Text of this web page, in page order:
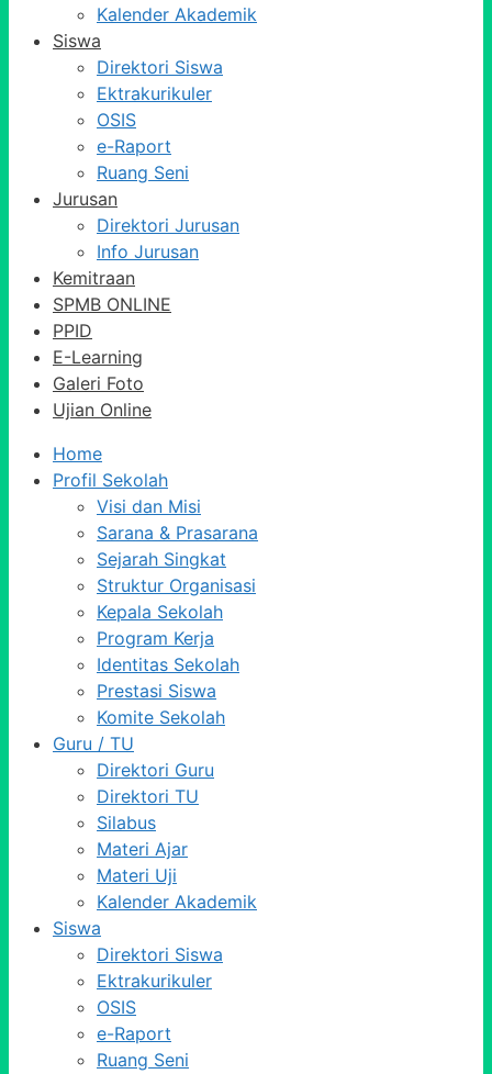
Kalender Akademik
Siswa
Direktori Siswa
Ektrakurikuler
OSIS
e-Raport
Ruang Seni
Jurusan
Direktori Jurusan
Info Jurusan
Kemitraan
SPMB ONLINE
PPID
E-Learning
Galeri Foto
Ujian Online
Home
Profil Sekolah
Visi dan Misi
Sarana & Prasarana
Sejarah Singkat
Struktur Organisasi
Kepala Sekolah
Program Kerja
Identitas Sekolah
Prestasi Siswa
Komite Sekolah
Guru / TU
Direktori Guru
Direktori TU
Silabus
Materi Ajar
Materi Uji
Kalender Akademik
Siswa
Direktori Siswa
Ektrakurikuler
OSIS
e-Raport
Ruang Seni